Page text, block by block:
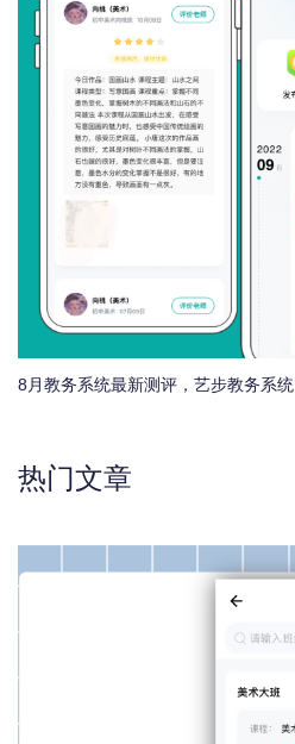
8月教务系统最新测评，艺步教务系统
热门文章